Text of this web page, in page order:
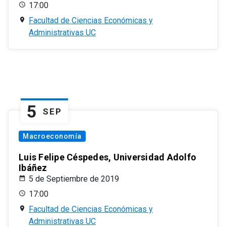
17:00
Facultad de Ciencias Económicas y
Administrativas UC
5 SEP
Macroeconomía
Luis Felipe Céspedes, Universidad Adolfo
Ibáñez
5 de Septiembre de 2019
17:00
Facultad de Ciencias Económicas y
Administrativas UC